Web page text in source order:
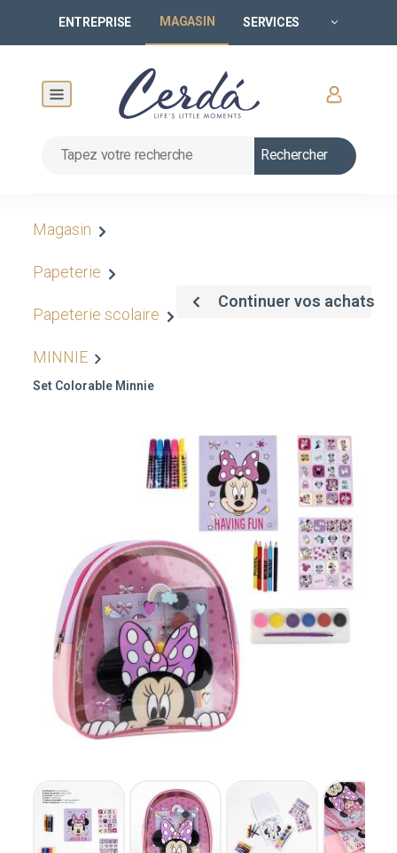
ENTREPRISE MAGASIN SERVICES
Rechercher
Magasin
Papeterie
Papeterie scolaire
MINNIE
Set Colorable Minnie
Continuer vos achats